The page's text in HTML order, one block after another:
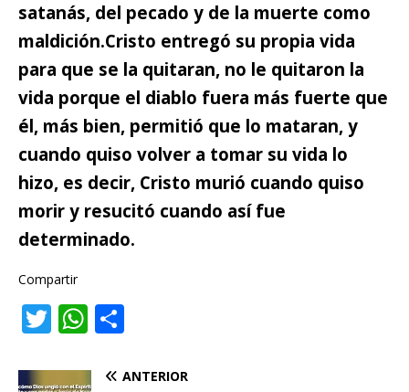
satanás, del pecado y de la muerte como
maldición.Cristo entregó su propia vida
para que se la quitaran, no le quitaron la
vida porque el diablo fuera más fuerte que
él, más bien, permitió que lo mataran, y
cuando quiso volver a tomar su vida lo
hizo, es decir, Cristo murió cuando quiso
morir y resucitó cuando así fue
determinado.
Compartir
T
it
W
at m
ANTERIOR